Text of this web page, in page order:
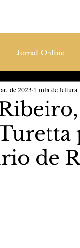
Jornal Online
& Estilos
The Vip Club
& Lazer
de
de 2023 1 min de leitura
estrelas.